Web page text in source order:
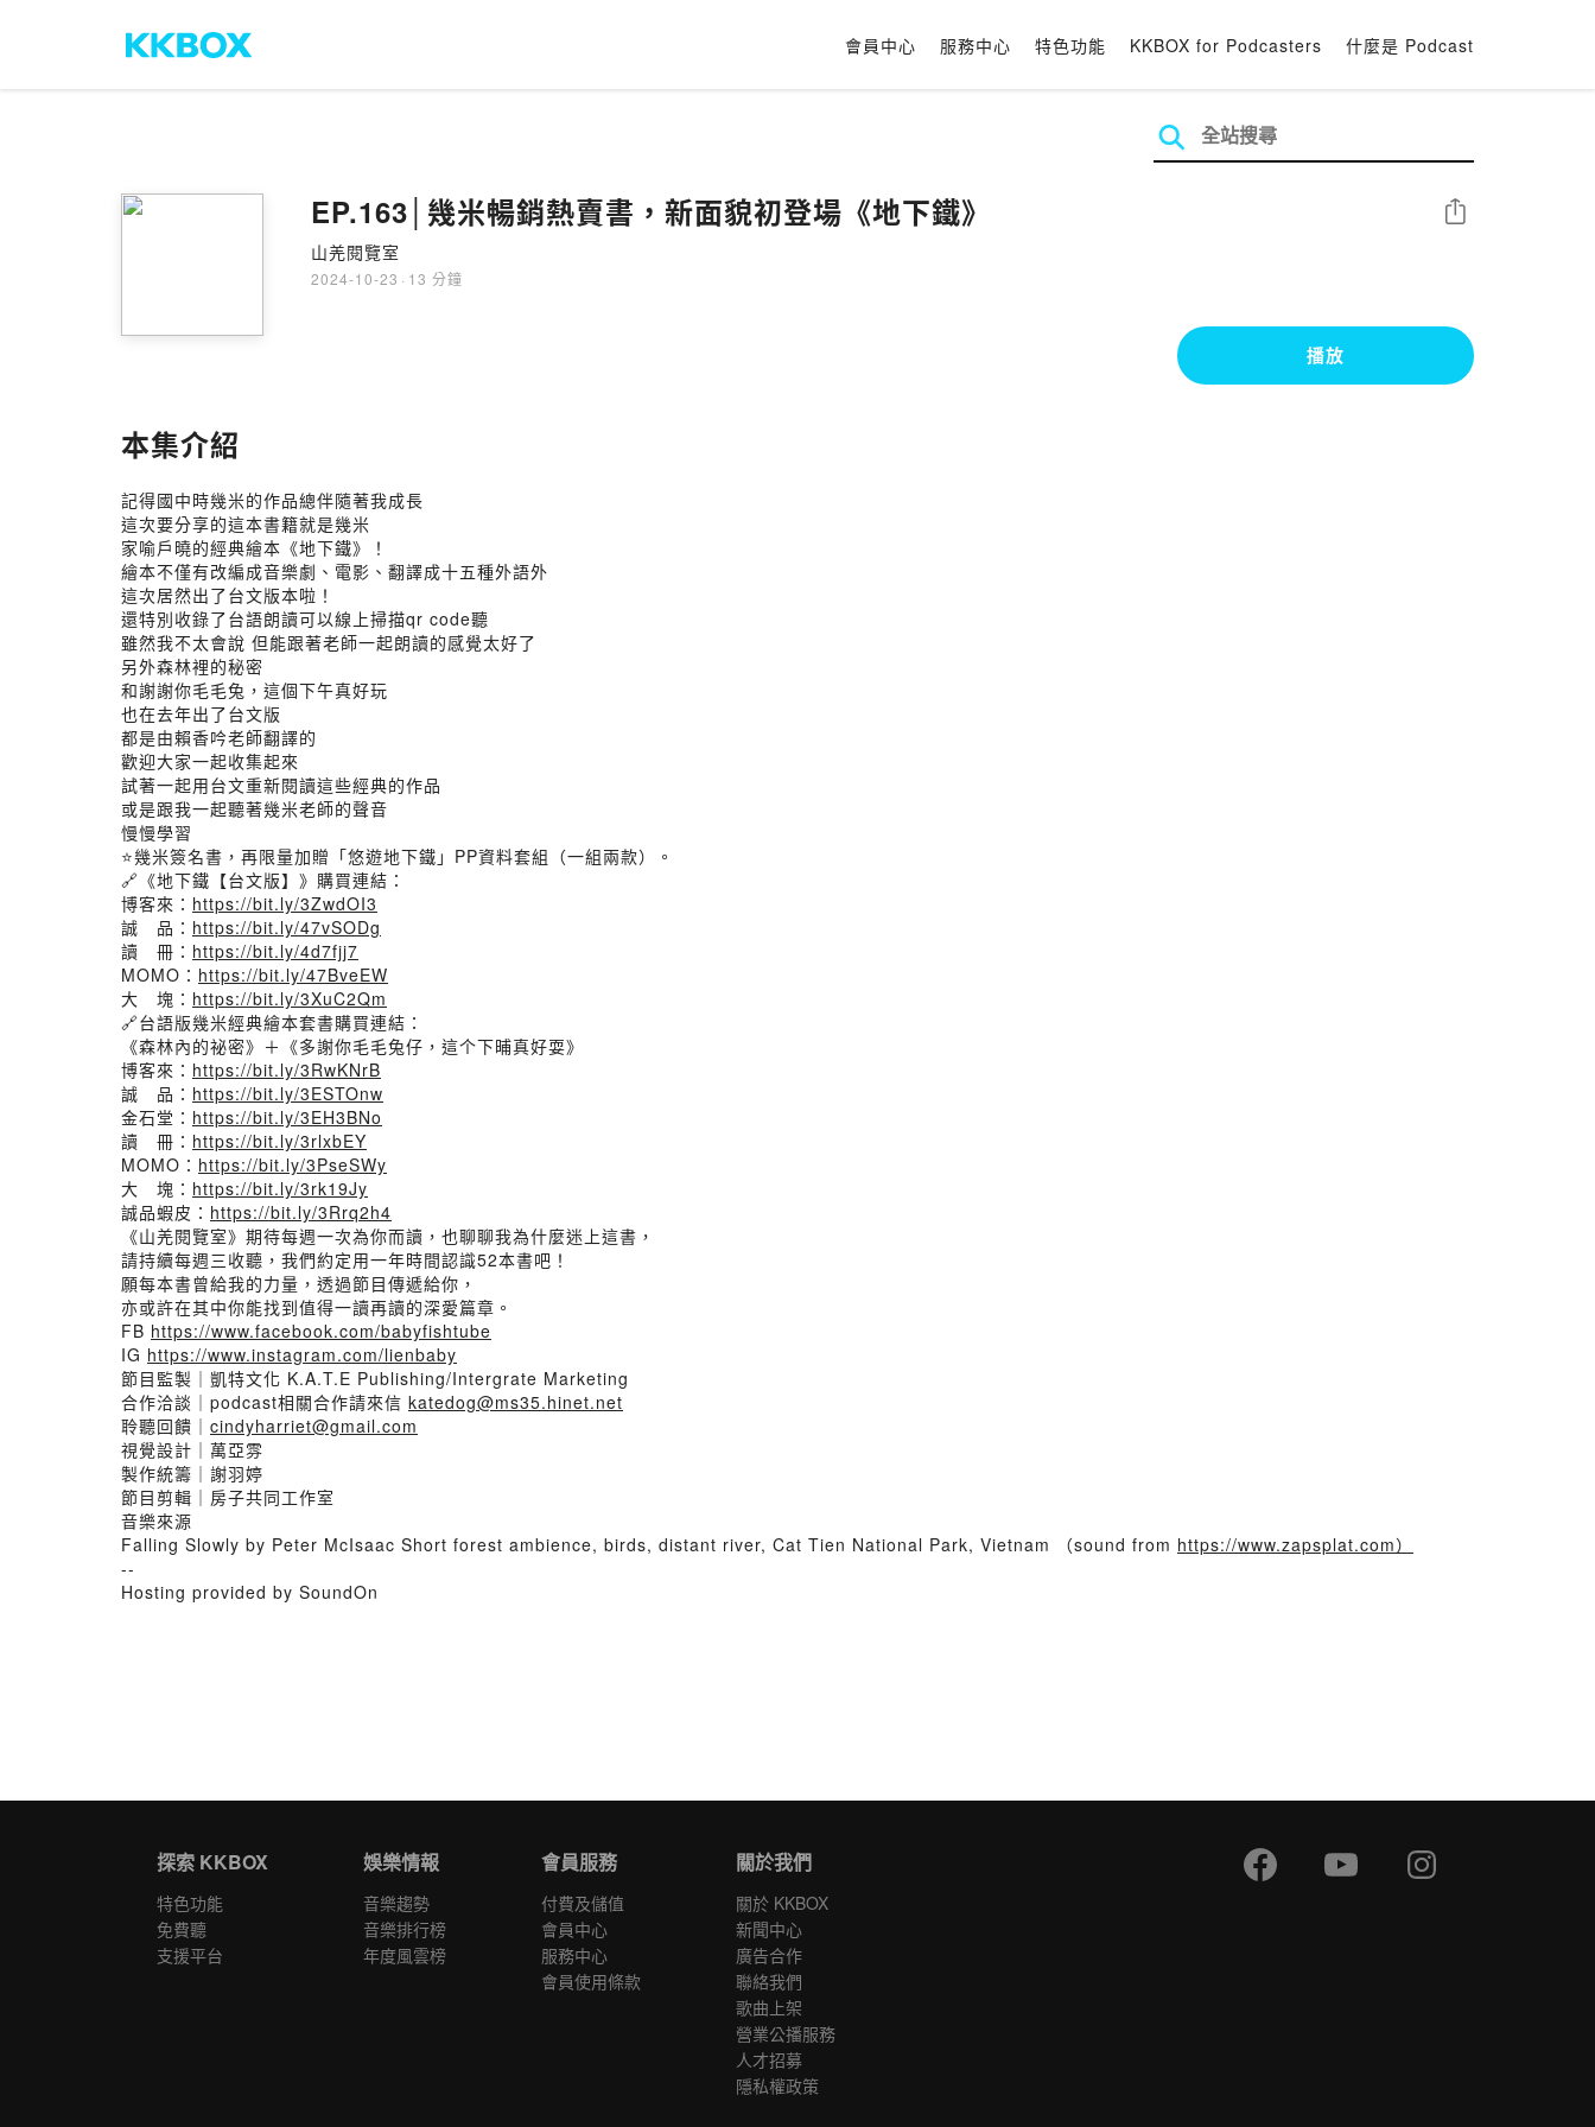
會員中心 服務中心 特色功能 KKBOX for Podcasters 什麼是 Podcast
EP.163│幾米暢銷熱賣書，新面貌初登場《地下鐵》
山羌閱覽室
2024-10-23 · 13 分鐘
分享
播放
本集介紹
記得國中時幾米的作品總伴隨著我成長
這次要分享的這本書籍就是幾米
家喻戶曉的經典繪本《地下鐵》！
繪本不僅有改編成音樂劇、電影、翻譯成十五種外語外
這次居然出了台文版本啦！
還特別收錄了台語朗讀可以線上掃描qr code聽
雖然我不太會說 但能跟著老師一起朗讀的感覺太好了
另外森林裡的秘密
和謝謝你毛毛兔，這個下午真好玩
也在去年出了台文版
都是由賴香吟老師翻譯的
歡迎大家一起收集起來
試著一起用台文重新閱讀這些經典的作品
或是跟我一起聽著幾米老師的聲音
慢慢學習
⭐幾米簽名書，再限量加贈「悠遊地下鐵」PP資料套組（一組兩款）。
🔗《地下鐵【台文版】》購買連結：
博客來： https://bit.ly/3ZwdOI3
誠 品： https://bit.ly/47vSODg
讀 冊： https://bit.ly/4d7fjj7
MOMO： https://bit.ly/47BveEW
大 塊： https://bit.ly/3XuC2Qm
🔗台語版幾米經典繪本套書購買連結：
《森林內的祕密》＋《多謝你毛毛兔仔，這个下晡真好耍》
博客來： https://bit.ly/3RwKNrB
誠 品： https://bit.ly/3ESTOnw
金石堂： https://bit.ly/3EH3BNo
讀 冊： https://bit.ly/3rlxbEY
MOMO： https://bit.ly/3PseSWy
大 塊： https://bit.ly/3rk19Jy
誠品蝦皮： https://bit.ly/3Rrq2h4
《山羌閱覽室》期待每週一次為你而讀，也聊聊我為什麼迷上這書，
請持續每週三收聽，我們約定用一年時間認識52本書吧！
願每本書曾給我的力量，透過節目傳遞給你，
亦或許在其中你能找到值得一讀再讀的深愛篇章。
FB https://www.facebook.com/babyfishtube
IG https://www.instagram.com/lienbaby
節目監製｜凱特文化 K.A.T.E Publishing/Intergrate Marketing
合作洽談｜podcast相關合作請來信 katedog@ms35.hinet.net
聆聽回饋｜ cindyharriet@gmail.com
視覺設計｜萬亞雰
製作統籌｜謝羽婷
節目剪輯｜房子共同工作室
音樂來源
Falling Slowly by Peter McIsaac Short forest ambience, birds, distant river, Cat Tien National Park, Vietnam （sound from https://www.zapsplat.com）
--
Hosting provided by SoundOn
探索 KKBOX
特色功能
免費聽
支援平台
娛樂情報
音樂趨勢
音樂排行榜
年度風雲榜
會員服務
付費及儲值
會員中心
服務中心
會員使用條款
關於我們
關於 KKBOX
新聞中心
廣告合作
聯絡我們
歌曲上架
營業公播服務
人才招募
隱私權政策